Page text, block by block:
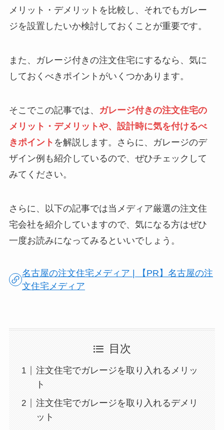
メリット・デメリットを比較し、それでもガレー
ジを設置したいか検討しておくことが重要です。
また、ガレージ付きの注文住宅にするなら、気に
しておくべきポイントがいくつかあります。
そこでこの記事では、
ガレージ付きの注文住宅の
メリット・デメリットや、設計時に気を付けるべ
きポイント を解説します。さらに、ガレージのデ
ザイン例も紹介しているので、ぜひチェックして
みてください。
さらに、以下の記事では当メディア厳選の注文住
宅会社を紹介していますので、気になる方はぜひ
一度お読みになってみるといいでしょう。
名古屋の注文住宅メディア | 【PR】名古屋の注
文住宅メディア
目次
注文住宅でガレージを取り入れるメリッ
ト
注文住宅でガレージを取り入れるデメリ
ット